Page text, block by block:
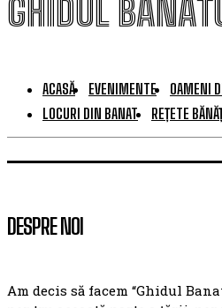
GHIDUL
ACASĂ EVENIMENTE
OAMENI
LOCURI DIN BANAT
REȚETE
DESPRE NOI
Am decis să facem “Ghidul